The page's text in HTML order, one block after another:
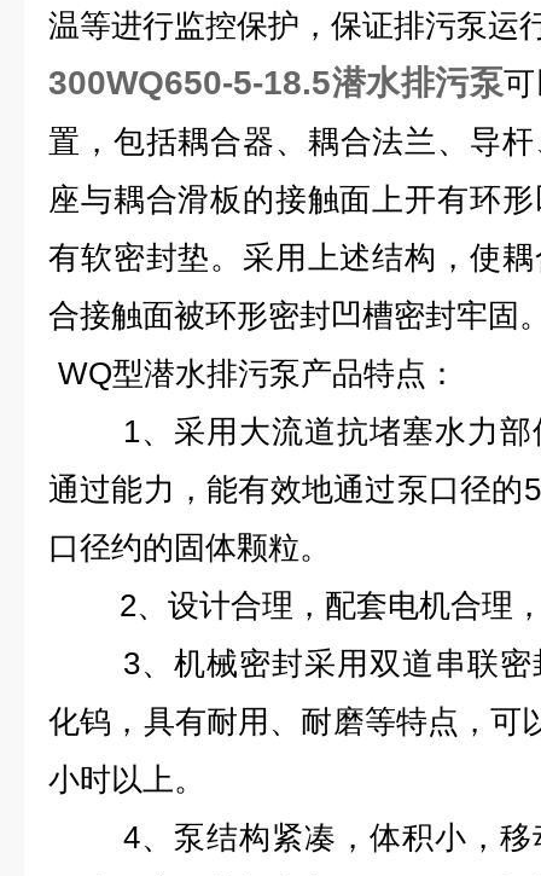
温等进行监控保护 ，保证排污泵运
300WQ650-5-18.5潜水排污泵
置 ， 包括耦合器、耦合法兰、导
座与耦合滑板的接触面上开有环
有软密封垫。采用上述结构，使
合接触面被环形密封凹槽密封牢固
WQ型潜水排污泵产品特点：
1、 采用大流道抗堵塞水力
通过能力，能有效地通过泵口径的
口径约的固体颗粒。
2、 设计合理，配套电机合理
3、 机械密封采用双道串联
化钨，具有耐用、耐磨等特点，可
小时以上。
4、 泵结构紧凑，体积小，